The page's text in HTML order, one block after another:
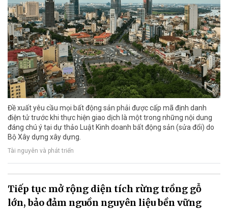
Đề xuất yêu cầu mọi bất động sản phải được cấp mã định danh
điện tử trước khi thực hiện giao dịch là một trong những nội dung
đáng chú ý tại dự thảo Luật Kinh doanh bất động sản (sửa đổi) do
Bộ Xây dựng xây dựng.
Tài nguyên và phát triển
Tiếp tục mở rộng diện tích rừng trồng gỗ
lớn, bảo đảm nguồn nguyên liệu bền vững